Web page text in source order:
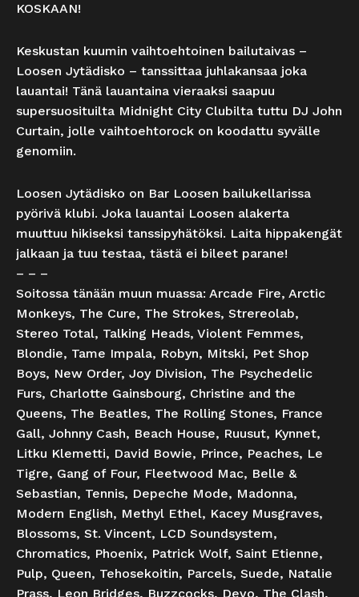
KOSKAAN!
Keskustan kuumin vaihtoehtoinen bailutaivas –
Loosen Jytädisko – tanssittaa juhlakansaa joka
lauantai! Tänä lauantaina vieraaksi saapuu
supersuosituilta Midnight City Clubilta tuttu DJ John
Curtain, jolle vaihtoehtorock on koodattu syvälle
genomiin.
Loosen Jytädisko on Bar Loosen bailukellarissa
pyörivä klubi. Joka lauantai Loosen alakerta
muuttuu hikiseksi tanssipyhätöksi. Laita hippakengät
jalkaan ja tuu testaa, tästä ei bileet parane!
– – –
Soitossa tänään muun muassa: Arcade Fire, Arctic
Monkeys, The Cure, The Strokes, Strereolab,
Stereo Total, Talking Heads, Violent Femmes,
Blondie, Tame Impala, Robyn, Mitski, Pet Shop
Boys, New Order, Joy Division, The Psychedelic
Furs, Charlotte Gainsbourg, Christine and the
Queens, The Beatles, The Rolling Stones, France
Gall, Johnny Cash, Beach House, Ruusut, Kynnet,
Litku Klemetti, David Bowie, Prince, Peaches, Le
Tigre, Gang of Four, Fleetwood Mac, Belle &
Sebastian, Tennis, Depeche Mode, Madonna,
Modern English, Methyl Ethel, Kacey Musgraves,
Blossoms, St. Vincent, LCD Soundsystem,
Chromatics, Phoenix, Patrick Wolf, Saint Etienne,
Pulp, Queen, Tehosekoitin, Parcels, Suede, Natalie
Prass, Leon Bridges, Buzzcocks, Devo, The Clash,